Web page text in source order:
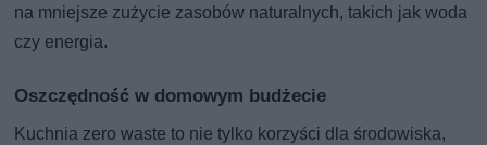
na mniejsze zużycie zasobów naturalnych, takich jak woda
czy energia.
Oszczędność w domowym budżecie
Kuchnia zero waste to nie tylko korzyści dla środowiska,